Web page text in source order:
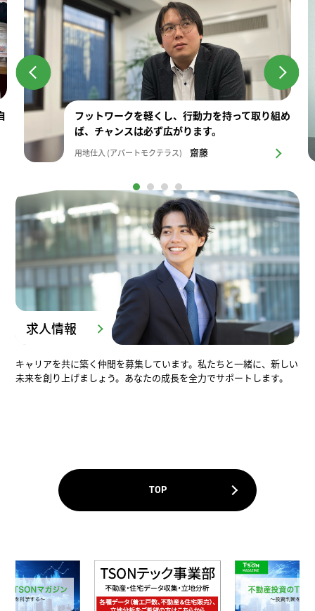
求人情報
キャリアを共に築く仲間を募集しています。私たちと一緒に、新しい
未来を創り上げましょう。あなたの成長を全力でサポートします。
フットワークを軽くし、行動力を持って取り組め
ば、 チャンスは必ず広がります。
用地仕入 (アパートモクテラス)齋藤
TOP